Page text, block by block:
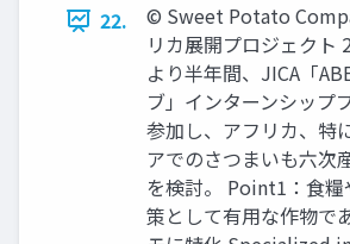
22.
© Sweet Potato
リカ展開プロジェクト
より半年間、JICA「
ブ」インターンシップ
参加し、アフリカ、特
アでのさつまいも六次
を検討。 Point1：食糧
策として有用な作物で